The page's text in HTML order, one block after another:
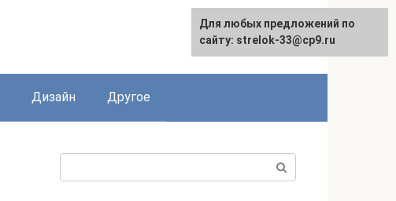
Дизайн Другое
Для любых предложений по
сайту: strelok-33@cp9.ru
Для любых предложений по
сайту: strelok-33@cp9.ru